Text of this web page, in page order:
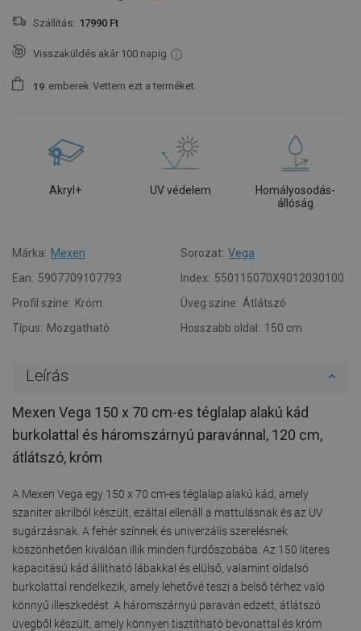
Szállítás: 17990 Ft
Visszaküldés akár 100 napig
1 9 emberek Vettem ezt a terméket.
Akryl+ UV védelem
Homályosodás-
állóság
Márka: Mexen Sorozat: Vega
Ean: 5907709107793 Index: 550115070X9012030100
Profil színe: Króm Üveg színe: Átlátszó
Típus: Mozgatható Hosszabb oldal: 150 cm
Leírás
Mexen Vega 150 x 70 cm-es téglalap alakú kád
burkolattal és háromszárnyú paravánnal, 120 cm,
átlátszó, króm
A Mexen Vega egy 150 x 70 cm-es téglalap alakú kád, amely
szaniter akrilból készült, ezáltal ellenáll a mattulásnak és az UV
sugárzásnak. A fehér színnek és univerzális szerelésnek
köszönhetően kiválóan illik minden fürdőszobába. Az 150 literes
kapacitású kád állítható lábakkal és elülső, valamint oldalsó
burkolattal rendelkezik, amely lehetővé teszi a belső térhez való
könnyű illeszkedést. A háromszárnyú paraván edzett, átlátszó
üvegből készült, amely könnyen tisztítható bevonattal és króm